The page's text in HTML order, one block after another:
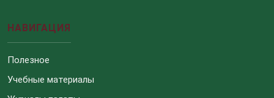
НАВИГАЦИЯ
Полезное
Учебные материалы